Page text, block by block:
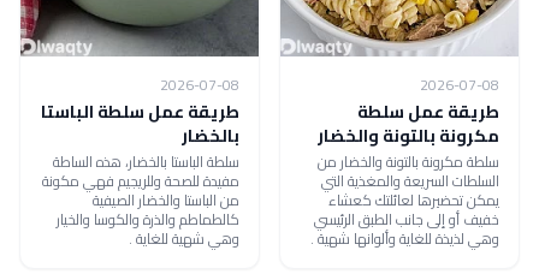
2026-07-08
طريقة عمل سلطة
مكرونة بالتونة والخضار
سلطة مكرونة بالتونة والخضار من
السلطات السريعة والمغذية التي
يمكن تحضيرها لعائلتك كعشاء
خفيف أو إلى جانب الطبق الرئيسي
وهي لذيذة للغاية وألوانها شهية .
2026-07-08
طريقة عمل سلطة الباستا
بالخضار
سلطة الباستا بالخضار، هذه الساطة
مفيدة للصحة وللريجيم فهي مكونة
من الباستا والخضار الصيفية
كالطماطم والذرة والكوسا والخيار
وهي شهية للغاية .